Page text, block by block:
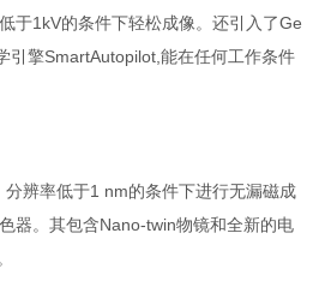
于1kV的条件下轻松成像。还引入了Ge
引擎SmartAutopilot,能在任何工作条件
分辨率低于1 nm的条件下进行无漏磁成
器。其包含Nano-twin物镜和全新的电